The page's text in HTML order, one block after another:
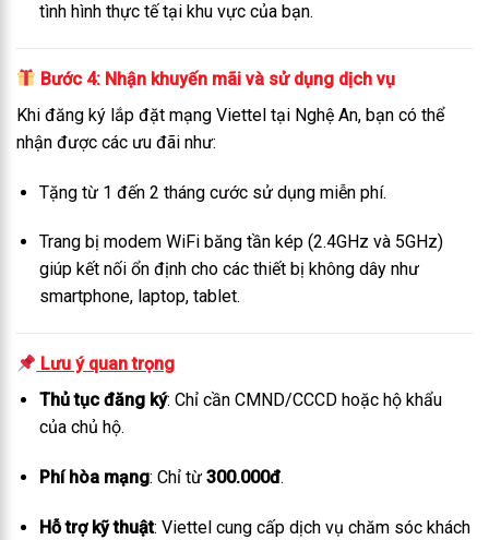
tình hình thực tế tại khu vực của bạn.
Bước 4: Nhận khuyến mãi và sử dụng dịch vụ
Khi đăng ký lắp đặt mạng Viettel tại Nghệ An, bạn có thể
nhận được các ưu đãi như:
Tặng từ 1 đến 2 tháng cước sử dụng miễn phí.
Trang bị modem WiFi băng tần kép (2.4GHz và 5GHz)
giúp kết nối ổn định cho các thiết bị không dây như
smartphone, laptop, tablet.
Lưu ý quan trọng
Thủ tục đăng ký: Chỉ cần CMND/CCCD hoặc hộ khẩu
của chủ hộ.
Phí hòa mạng: Chỉ từ 300.000đ.
Hỗ trợ kỹ thuật: Viettel cung cấp dịch vụ chăm sóc khách